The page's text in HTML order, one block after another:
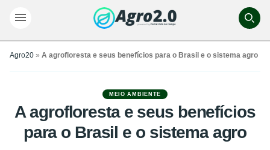
Agro20 » A agrofloresta e seus benefícios para o Brasil e o sistema agro
MEIO AMBIENTE
A agrofloresta e seus benefícios
para o Brasil e o sistema agro